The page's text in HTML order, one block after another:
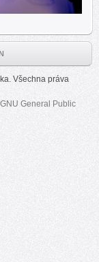
Všechna práva
GNU General Public